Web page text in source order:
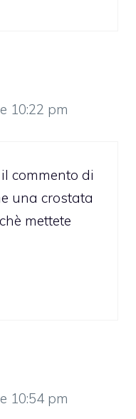
10:22 pm
commento di
una crostata
mettete
10:54 pm